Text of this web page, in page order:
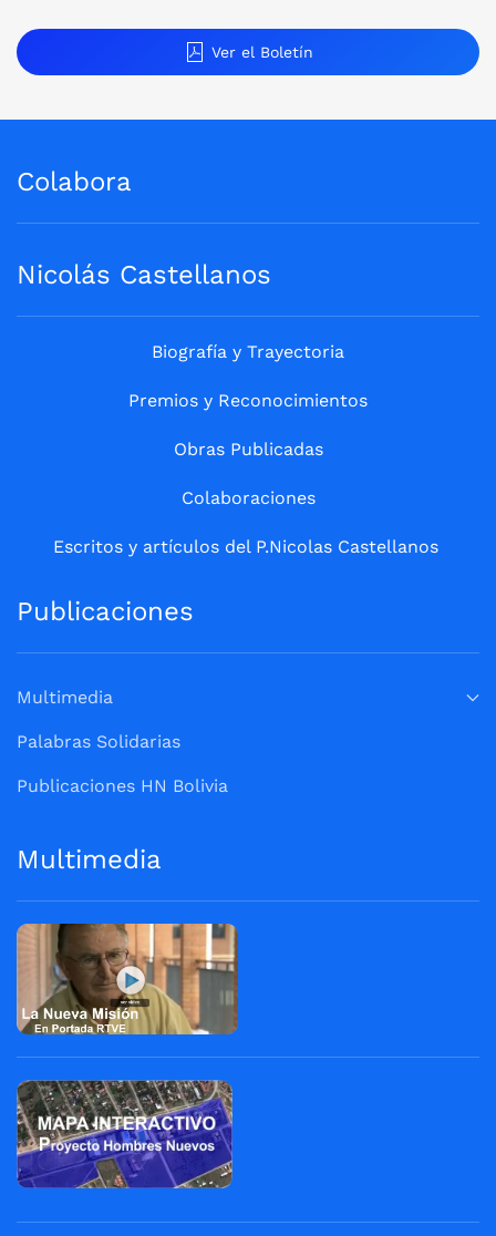
Ver el Boletín
Colabora
Nicolás Castellanos
Biografía y Trayectoria
Premios y Reconocimientos
Obras Publicadas
Colaboraciones
Escritos y artículos del P.Nicolas Castellanos
Publicaciones
Multimedia
Palabras Solidarias
Publicaciones HN Bolivia
Multimedia